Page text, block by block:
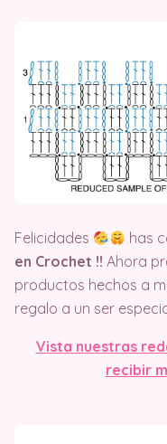
Felicidades has
en Crochet !! Ahora
productos hechos a
regalo a un ser
Vista nuestras
recibir